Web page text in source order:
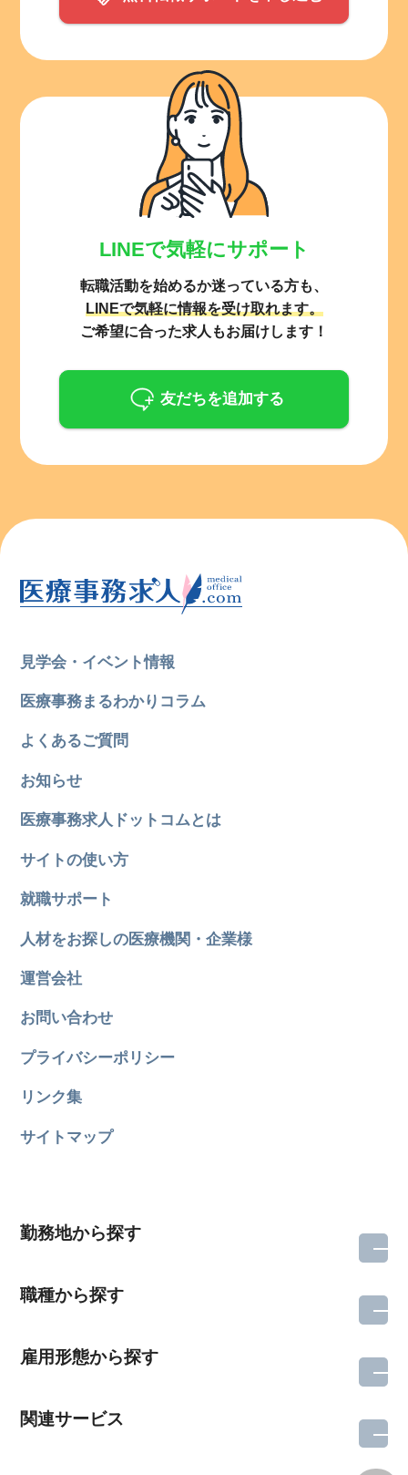
LINEで気軽にサポート
転職活動を始めるか迷っている方も、
LINEで気軽に情報を受け取れます。
ご希望に合った求人もお届けします！
友だちを追加する
見学会・イベント情報
医療事務まるわかりコラム
よくあるご質問
お知らせ
医療事務求人ドットコムとは
サイトの使い方
就職サポート
人材をお探しの医療機関・企業様
運営会社
お問い合わせ
プライバシーポリシー
リンク集
サイトマップ
勤務地から探す
職種から探す
雇用形態から探す
関連サービス